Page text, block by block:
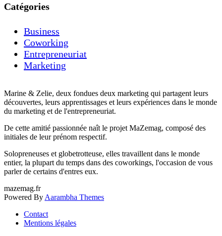
h
Catégories
Business
Coworking
Entrepreneuriat
Marketing
Marine & Zelie, deux fondues deux marketing qui partagent leurs
découvertes, leurs apprentissages et leurs expériences dans le monde
du marketing et de l'entrepreneuriat.
De cette amitié passionnée naît le projet MaZemag, composé des
initiales de leur prénom respectif.
Solopreneuses et globetrotteuse, elles travaillent dans le monde
entier, la plupart du temps dans des coworkings, l'occasion de vous
parler de certains d'entres eux.
mazemag.fr
Powered By Aarambha Themes
Contact
Mentions légales